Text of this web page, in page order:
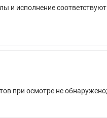
и исполнение
при осмотре не